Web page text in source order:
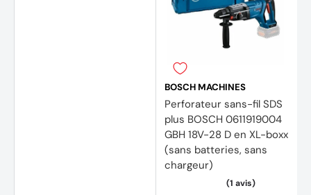
BOSCH MACHINES
Perforateur sans-fil SDS
plus BOSCH 0611919004
GBH 18V-28 D en XL-boxx
(sans batteries, sans
chargeur)